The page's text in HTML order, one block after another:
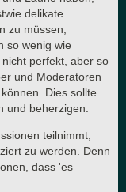
delikate
zu müssen,
so wenig wie
perfekt, aber so
und Moderatoren
Dies sollte
und beherzigen.
teilnimmt,
zu werden. Denn
dass 'es